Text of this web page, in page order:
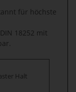
für höchste
18252 mit
Halt